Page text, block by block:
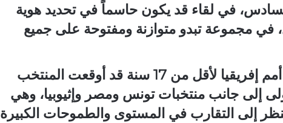
في لقاء قد يكون حاسماً في تحديد هوية
في مجموعة تبدو متوازنة ومفتوحة على جميع
وكانت قرعة نهائيات كأس أمم إفريقيا لأقل من 17 سنة قد أوقعت المنتخب
إلى جانب منتخبات تونس ومصر وإثيوبيا، وهي
إلى التقارب في المستوى والطموحات الكبيرة